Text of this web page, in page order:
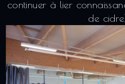
continuer à lier
de